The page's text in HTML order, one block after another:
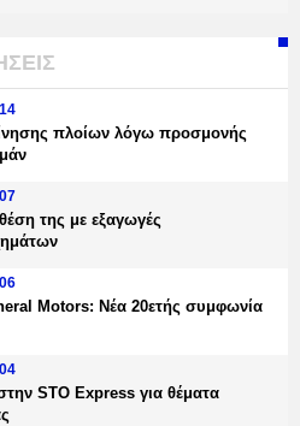
πλοίων λόγω προσμονής
της με εξαγωγές
Motors: Νέα 20ετής συμφωνία
STO Express για θέματα